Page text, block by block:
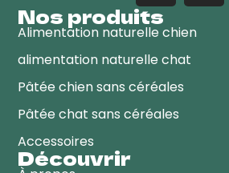
Nos produits
Alimentation naturelle chien
alimentation naturelle chat
Pâtée chien sans céréales
Pâtée chat sans céréales
Accessoires
Découvrir